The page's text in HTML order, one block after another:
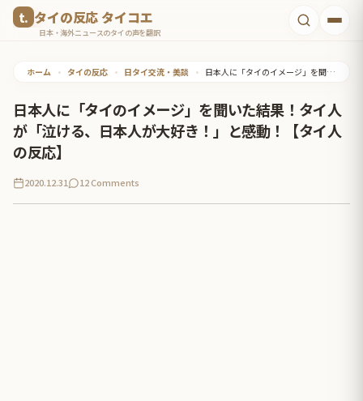
タイの反応 タイコエ
日本・海外ニュースのタイの声を翻訳
ホーム • タイの反応 • 日タイ交流・美談 • 日本人に「タイのイメージ」を聞いた結果！タイ人が「泣ける、日本人が大好き！」と感動！【タイ人の反応】
日本人に「タイのイメージ」を聞いた結果！タイ人
が「泣ける、日本人が大好き！」と感動！【タイ人
の反応】
2020.12.31 12 Comments